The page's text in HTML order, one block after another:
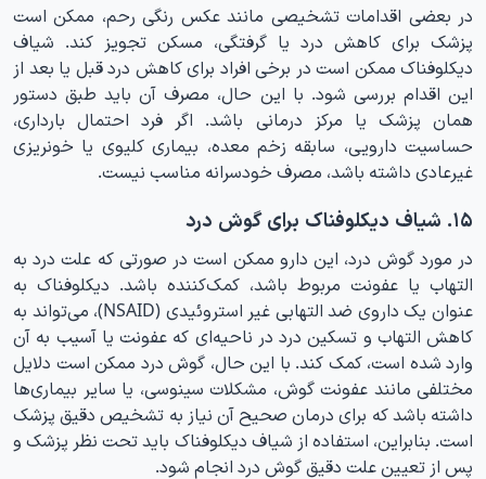
در بعضی اقدامات تشخیصی مانند عکس رنگی رحم، ممکن است
پزشک برای کاهش درد یا گرفتگی، مسکن تجویز کند. شیاف
دیکلوفناک ممکن است در برخی افراد برای کاهش درد قبل یا بعد از
این اقدام بررسی شود. با این حال، مصرف آن باید طبق دستور
همان پزشک یا مرکز درمانی باشد. اگر فرد احتمال بارداری،
حساسیت دارویی، سابقه زخم معده، بیماری کلیوی یا خونریزی
غیرعادی داشته باشد، مصرف خودسرانه مناسب نیست.
۱۵. شیاف دیکلوفناک برای گوش درد
در مورد گوش درد، این دارو ممکن است در صورتی که علت درد به
التهاب یا عفونت مربوط باشد، کمک‌کننده باشد. دیکلوفناک به
عنوان یک داروی ضد التهابی غیر استروئیدی (NSAID)، می‌تواند به
کاهش التهاب و تسکین درد در ناحیه‌ای که عفونت یا آسیب به آن
وارد شده است، کمک کند. با این حال، گوش درد ممکن است دلایل
مختلفی مانند عفونت گوش، مشکلات سینوسی، یا سایر بیماری‌ها
داشته باشد که برای درمان صحیح آن نیاز به تشخیص دقیق پزشک
است. بنابراین، استفاده از شیاف دیکلوفناک باید تحت نظر پزشک و
پس از تعیین علت دقیق گوش درد انجام شود.